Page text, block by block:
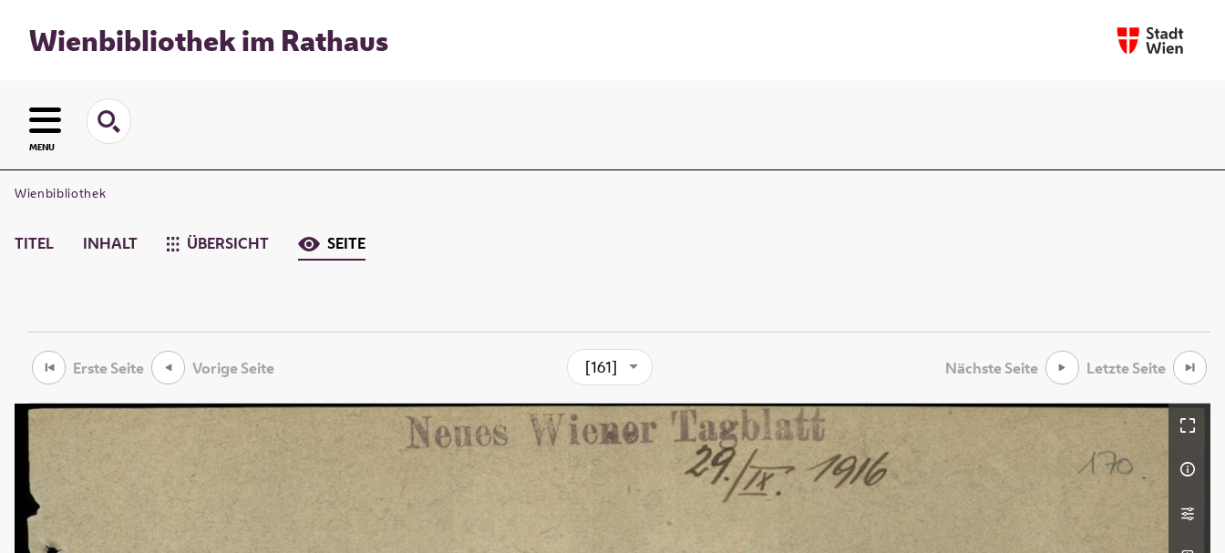
Wienbibliothek im Rathaus
MENU
Wienbibliothek
TITEL INHALT ÜBERSICHT SEITE
Erste Seite Vorige Seite [161] Nächste Seite Letzte Seite